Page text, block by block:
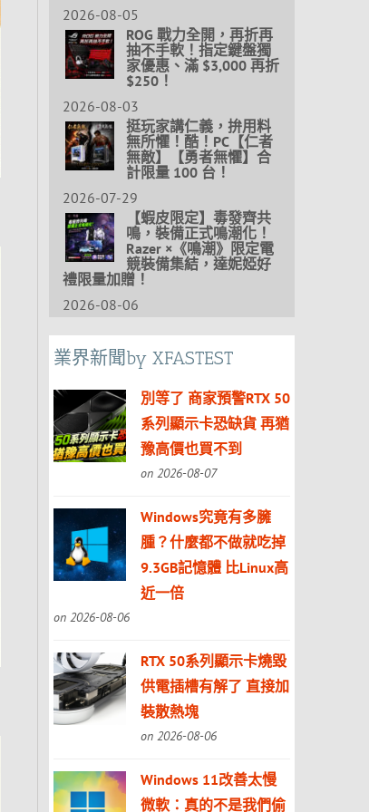
2026-08-05
ROG 戰力全開，再折再
抽不手軟！指定鍵盤獨
家優惠、滿 $3,000 再折
$250！
2026-08-03
挺玩家講仁義，拚用料
無所懼！酷！PC【仁者
無敵】【勇者無懼】合
計限量 100 台！
2026-07-29
【蝦皮限定】毒發齊共
鳴，裝備正式鳴潮化！
Razer ×《鳴潮》限定電
競裝備集結，達妮婭好
禮限量加贈！
2026-08-06
業界新聞by XFASTEST
別等了 商家預警RTX 50
系列顯示卡恐缺貨 再猶
豫高價也買不到
on 2026-08-07
Windows究竟有多臃
腫？什麼都不做就吃掉
9.3GB記憶體 比Linux高
近一倍
on 2026-08-06
RTX 50系列顯示卡燒毀
供電插槽有解了 直接加
裝散熱塊
on 2026-08-06
Windows 11改善太慢
微軟：真的不是我們偷